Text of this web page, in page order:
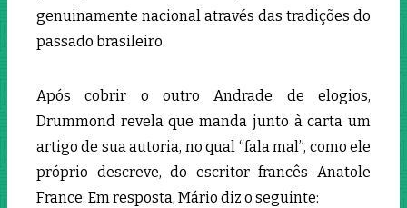
genuinamente nacional através das tradições do
passado brasileiro.
Após cobrir o outro Andrade de elogios,
Drummond revela que manda junto à carta um
artigo de sua autoria, no qual “fala mal”, como ele
próprio descreve, do escritor francês Anatole
France. Em resposta, Mário diz o seguinte: